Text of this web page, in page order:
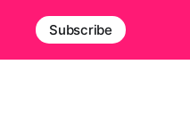
Subscribe